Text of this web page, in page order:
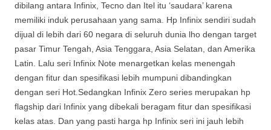
dibilang antara Infinix, Tecno dan Itel itu ‘saudara’ karena
memiliki induk perusahaan yang sama. Hp Infinix sendiri sudah
dijual di lebih dari 60 negara di seluruh dunia lho dengan target
pasar Timur Tengah, Asia Tenggara, Asia Selatan, dan Amerika
Latin. Lalu seri Infinix Note menargetkan kelas menengah
dengan fitur dan spesifikasi lebih mumpuni dibandingkan
dengan seri Hot.Sedangkan Infinix Zero series merupakan hp
flagship dari Infinix yang dibekali beragam fitur dan spesifikasi
kelas atas. Dan yang pasti harga hp Infinix seri ini jauh lebih